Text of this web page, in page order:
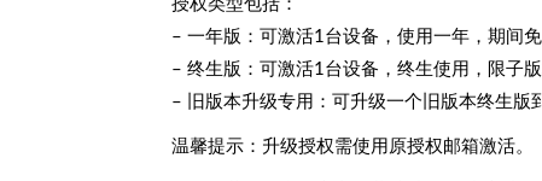
授权类型包括：
– 一年版：可激活1台设备，使用一年，期间免
– 终生版：可激活1台设备，终生使用，限子版
– 旧版本升级专用：可升级一个旧版本终生版
温馨提示：升级授权需使用原授权邮箱激活。